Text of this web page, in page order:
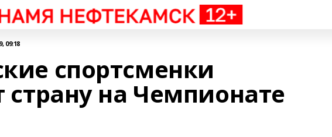
09:18
спортсменки
страну на Чемпионате